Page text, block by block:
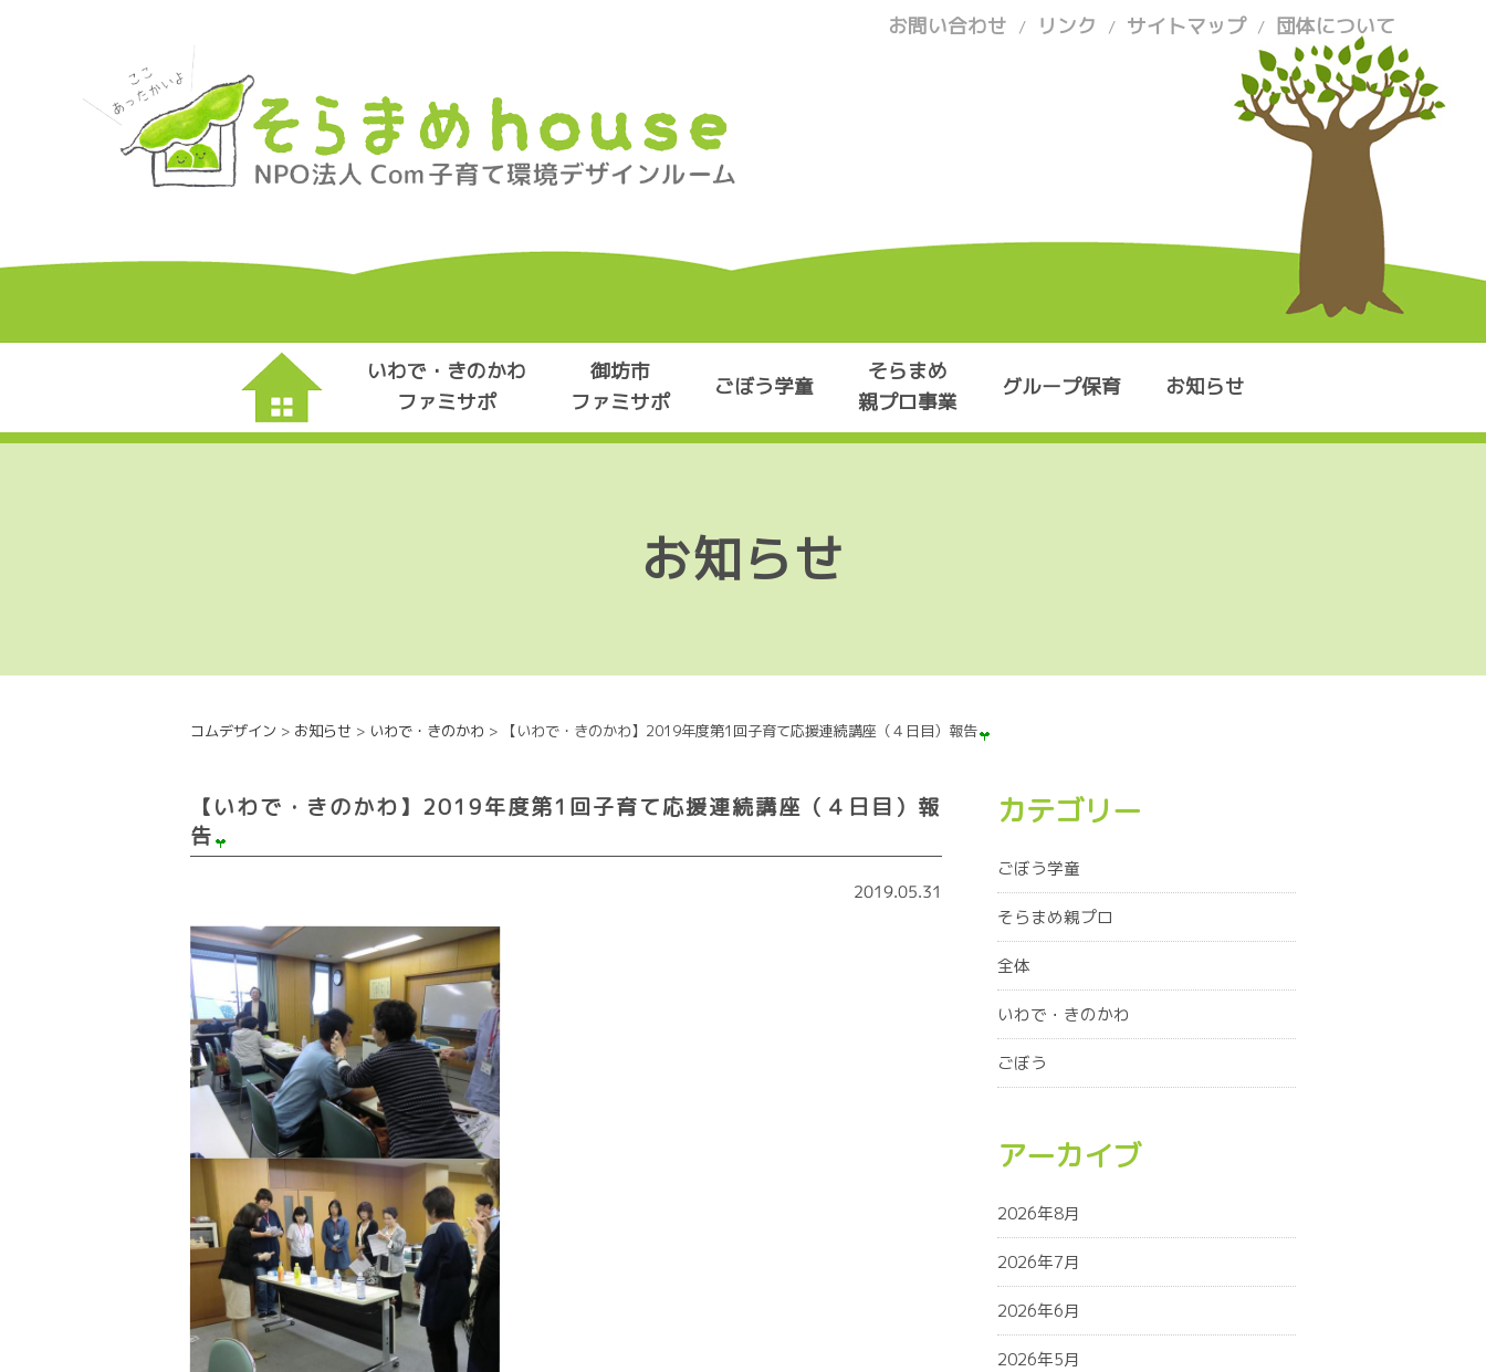
お問い合わせ / リンク / サイトマップ / 団体について
いわで・きのかわ
ファミサポ
御坊市
ファミサポ
ごぼう学童
そらまめ
親プロ事業
グループ保育 お知らせ
お知らせ
コムデザイン > お知らせ > いわで・きのかわ > 【いわで・きのかわ】2019年度第1回子育て応援連続講座（４日目）報告
【いわで・きのかわ】2019年度第1回子育て応援連続講座（４日目）報
告
2019.05.31
カテゴリー
ごぼう学童
そらまめ親プロ
全体
いわで・きのかわ
ごぼう
アーカイブ
2026年8月
2026年7月
2026年6月
2026年5月